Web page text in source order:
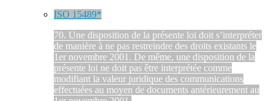
ISO 15489*
70. Une disposition de la présente loi doit s’interpréter
de manière à ne pas restreindre des droits existants le
1er novembre 2001. De même, une disposition de la
présente loi ne doit pas être interprétée comme
modifiant la valeur juridique des communications
effectuées au moyen de documents antérieurement au